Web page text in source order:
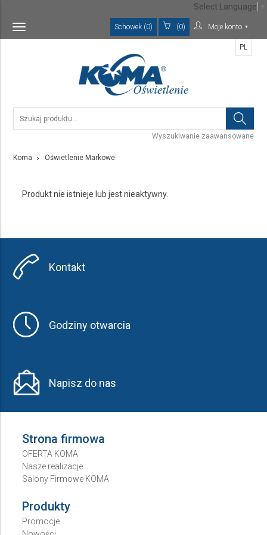
Toggle
navigation
Schowek (0) (0) Moje konto
Wyszukiwanie zaawansowane
PL
Koma Oświetlenie Markowe
Produkt nie istnieje lub jest nieaktywny.
Kontakt
Godziny otwarcia
Napisz do nas
Strona firmowa
OFERTA KOMA
Nasze realizacje
Salony Firmowe KOMA
Produkty
Promocje
Select Language